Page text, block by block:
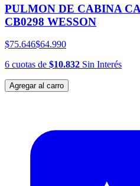
PULMON DE CABINA
CB0298 WESSON
$75.646$64.990
6 cuotas de $10.832 Sin Interés
Agregar al carro